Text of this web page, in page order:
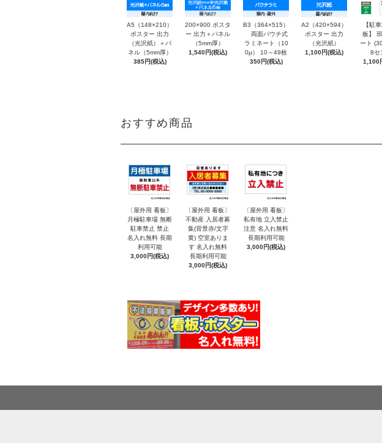
A5（148×210）
ポスター 出力
（光沢紙）＋パ
ネル（5mm厚）
385円(税込)
200×900 ポスタ
ー 出力＋パネル
（5mm厚）
1,540円(税込)
B3（364×515）
両面パウチ式
ラミネート（10
0μ） 10～49枚
350円(税込)
A2（420×594）
ポスター 出力
（光沢紙）
1,100円(税込)
【駐
板】
ート
8セ
1,100
おすすめ商品
〔屋外用 看板〕
月極駐車場 無断
駐車禁止 禁止
名入れ無料 長期
利用可能
3,000円(税込)
〔屋外用 看板〕
不動産 入居者募
集(背景赤/文字
黄) 空室ありま
す 名入れ無料
長期利用可能
3,000円(税込)
〔屋外用 看板〕
私有地 立入禁止
注意 名入れ無料
長期利用可能
3,000円(税込)